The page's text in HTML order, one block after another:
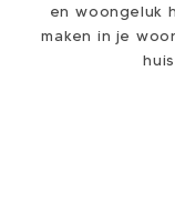
en woongeluk
maken in je